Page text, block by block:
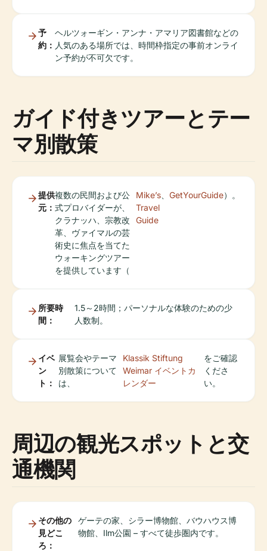
予
約：
ヘルツォーギン・アンナ・アマリア図書館などの
人気のある場所では、時間枠指定の事前オンライ
ン予約が不可欠です。
ガイド付きツアーとテー
マ別散策
提供
元：
複数の民間および公
式プロバイダーが、
クラナッハ、宗教改
革、ヴァイマルの芸
術史に焦点を当てた
ウォーキングツアー
を提供しています（
Mike’s
Travel
Guide
GetYourGuide）。
所要時
間：
1.5～2時間；パーソナルな体験のための少
人数制。
イベ
ン
ト：
展覧会やテーマ
別散策について
は、
Klassik Stiftung
Weimar イベントカ
レンダー
をご確認
くださ
い。
周辺の観光スポットと交
通機関
その他の
見どこ
ろ：
ゲーテの家、シラー博物館、バウハウス博
物館、Ilm公園 – すべて徒歩圏内です。